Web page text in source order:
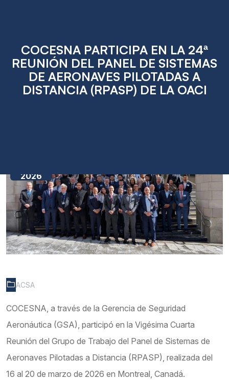
COCESNA PARTICIPA EN LA 24ª
REUNIÓN DEL PANEL DE SISTEMAS
DE AERONAVES PILOTADAS A
DISTANCIA (RPASP) DE LA OACI
2026
ACSA
COCESNA, a través de la Gerencia de Seguridad
Aeronáutica (GSA), participó en la Vigésima Cuarta
Reunión del Grupo de Trabajo del Panel de Sistemas de
Aeronaves Pilotadas a Distancia (RPASP), realizada del
16 al 20 de marzo de 2026 en Montreal, Canadá.